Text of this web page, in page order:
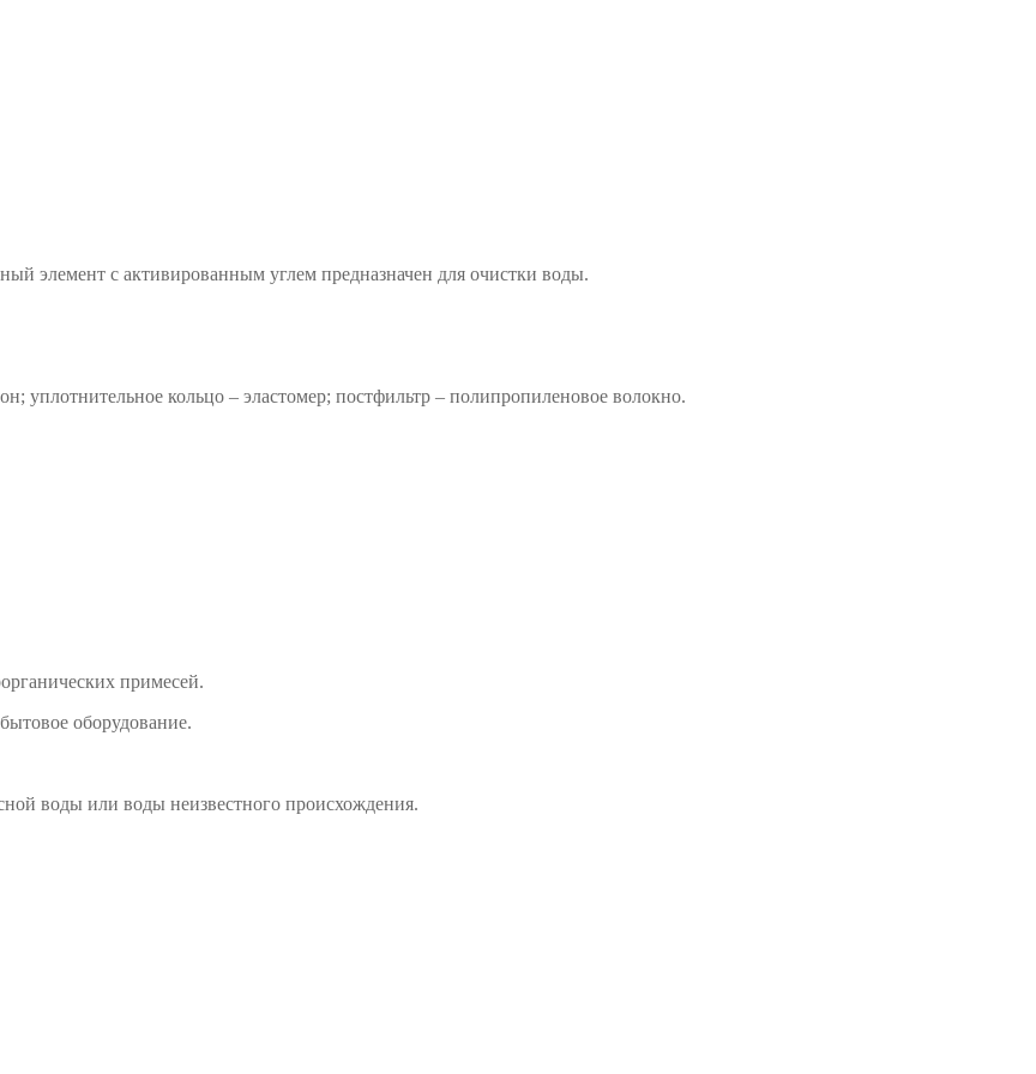
элемент с активированным углем предназначен для очистки воды.
уплотнительное кольцо – эластомер; постфильтр – полипропиленовое волокно.
примесей.
оборудование.
воды или воды неизвестного происхождения.